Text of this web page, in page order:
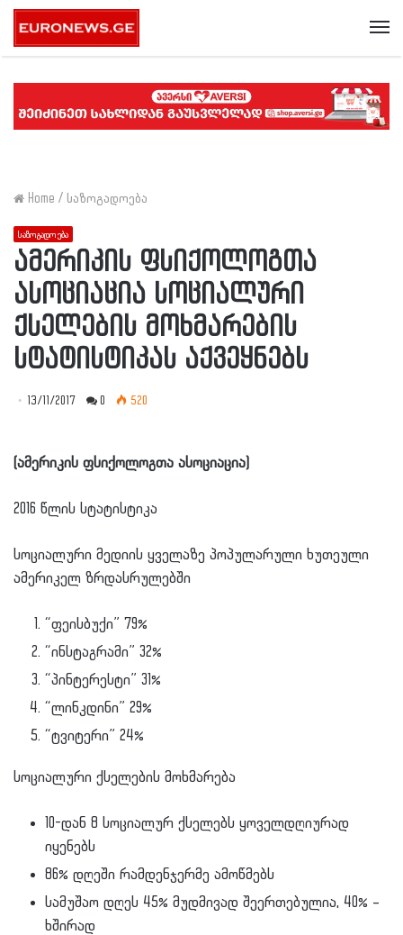
Home / საზოგადოება
საზოგადოება
ამერიკის ფსიქოლოგთა
ასოციაცია სოციალური
ქსელების მოხმარების
სტატისტიკას აქვეყნებს
13/11/2017 0 520
(ამერიკის ფსიქოლოგთა ასოციაცია)
2016 წლის სტატისტიკა
სოციალური მედიის ყველაზე პოპულარული ხუთეული
ამერიკელ ზრდასრულებში
“ფეისბუქი” 79%
“ინსტაგრამი” 32%
“პინტერესტი” 31%
“ლინკდინი” 29%
“ტვიტერი” 24%
სოციალური ქსელების მოხმარება
10-დან 8 სოციალურ ქსელებს ყოველდღიურად
იყენებს
86% დღეში რამდენჯერმე ამოწმებს
სამუშაო დღეს 45% მუდმივად შეერთებულია, 40% –
ხშირად